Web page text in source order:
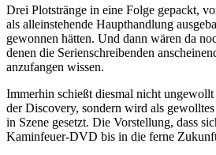
Drei Plotstränge in eine Folge gepackt,
als alleinstehende Haupthandlung
gewonnen hätten. Und dann wären da
denen die Serienschreibenden
anzufangen wissen.
Immerhin schießt diesmal nicht ungewollt
der Discovery, sondern wird als
in Szene gesetzt. Die Vorstellung, dass
Kaminfeuer-DVD bis in die ferne